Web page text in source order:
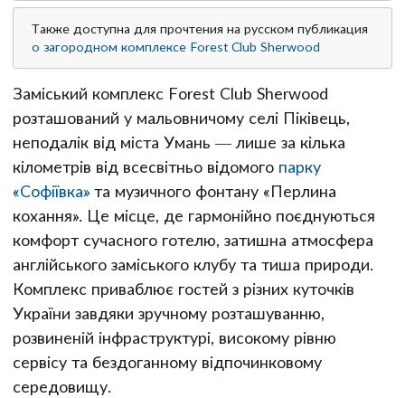
Также доступна для прочтения на русском публикация
о загородном комплексе Forest Club Sherwood
Заміський комплекс Forest Club Sherwood
розташований у мальовничому селі Піківець,
неподалік від міста Умань — лише за кілька
кілометрів від всесвітньо відомого парку
«Софіївка» та музичного фонтану «Перлина
кохання». Це місце, де гармонійно поєднуються
комфорт сучасного готелю, затишна атмосфера
англійського заміського клубу та тиша природи.
Комплекс приваблює гостей з різних куточків
України завдяки зручному розташуванню,
розвиненій інфраструктурі, високому рівню
сервісу та бездоганному відпочинковому
середовищу.